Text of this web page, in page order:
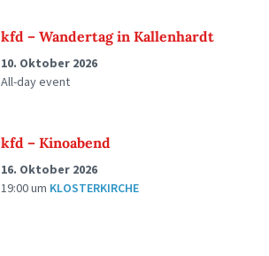
kfd – Wandertag in Kallenhardt
10. Oktober 2026
All-day event
kfd – Kinoabend
16. Oktober 2026
19:00um KLOSTERKIRCHE